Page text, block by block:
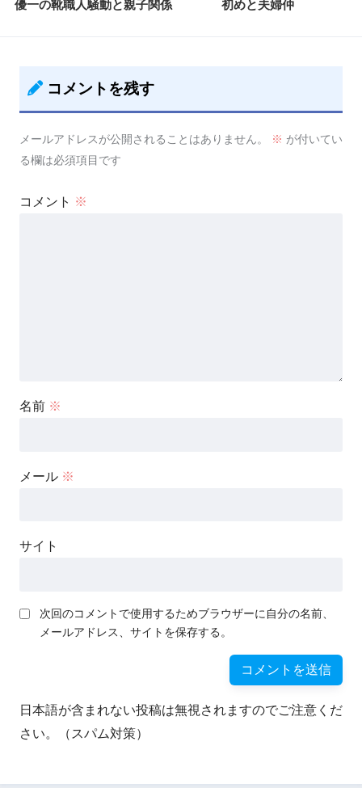
優一の靴職人騒動と親子関係 初めと夫婦仲
コメントを残す
メールアドレスが公開されることはありません。 ※ が付いてい
る欄は必須項目です
コメント ※
名前 ※
メール ※
サイト
次回のコメントで使用するためブラウザーに自分の名前、
メールアドレス、サイトを保存する。
日本語が含まれない投稿は無視されますのでご注意くだ
さい。（スパム対策）